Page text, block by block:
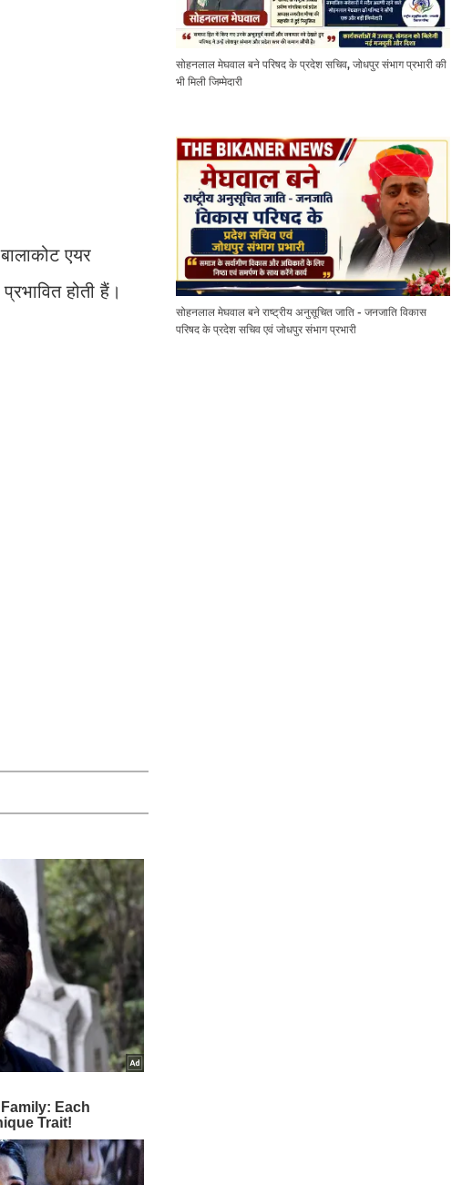
एयर
होती हैं।
सोहनलाल मेघवाल बने परिषद के प्रदेश सचिव, जोधपुर संभाग प्रभारी की
भी मिली जिम्मेदारी
सोहनलाल मेघवाल बने राष्ट्रीय अनुसूचित जाति - जनजाति विकास
परिषद के प्रदेश सचिव एवं जोधपुर संभाग प्रभारी